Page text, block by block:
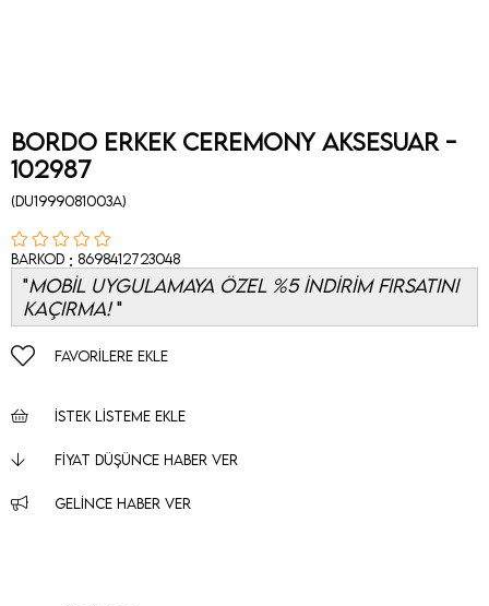
Bordo Erkek Ceremony Aksesuar -
102987
(DU1999081003A)
Barkod : 8698412723048
MOBİL UYGULAMAYA ÖZEL %5 İNDİRİM FIRSATINI
KAÇIRMA!
FAVORILERE EKLE
İSTEK LISTEME EKLE
FIYAT DÜŞÜNCE HABER VER
GELINCE HABER VER